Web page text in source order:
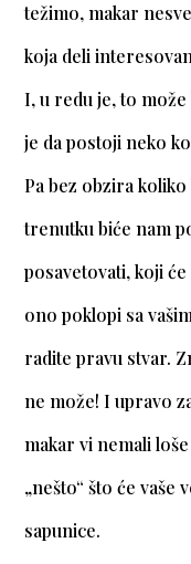
težimo, makar
koja deli
I, u redu je, to
je da postoji neko
Pa bez obzira
trenutku biće nam
posavetovati, koji
ono poklopi sa
radite pravu stvar.
ne može! I upravo
makar vi nemali
„nešto“ što će vaše
sapunice.